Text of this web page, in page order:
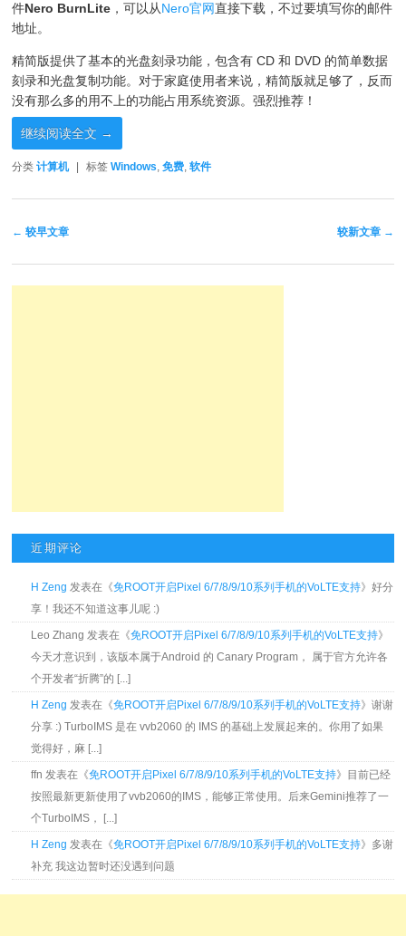
件Nero BurnLite ，可以从Nero官网直接下载，不过要填写你的邮件
地址。
精简版提供了基本的光盘刻录功能，包含有 CD 和 DVD 的简单数据
刻录和光盘复制功能。对于家庭使用者来说，精简版就足够了，反而
没有那么多的用不上的功能占用系统资源。强烈推荐！
继续阅读全文 →
分类 计算机 标签 Windows,免费,软件
文章导航
← 较早文章 较新文章 →
近期评论
H Zeng 发表在《免ROOT开启Pixel 6/7/8/9/10系列手机的VoLTE支持》好分
享！我还不知道这事儿呢 :)
Leo Zhang 发表在《免ROOT开启Pixel 6/7/8/9/10系列手机的VoLTE支持》
今天才意识到，该版本属于Android 的 Canary Program， 属于官方允许各
个开发者“折腾”的 [...]
H Zeng 发表在《免ROOT开启Pixel 6/7/8/9/10系列手机的VoLTE支持》谢谢
分享 :) TurboIMS 是在 vvb2060 的 IMS 的基础上发展起来的。你用了如果
觉得好，麻 [...]
ffn 发表在《免ROOT开启Pixel 6/7/8/9/10系列手机的VoLTE支持》目前已经
按照最新更新使用了vvb2060的IMS，能够正常使用。后来Gemini推荐了一
个TurboIMS， [...]
H Zeng 发表在《免ROOT开启Pixel 6/7/8/9/10系列手机的VoLTE支持》多谢
补充 我这边暂时还没遇到问题